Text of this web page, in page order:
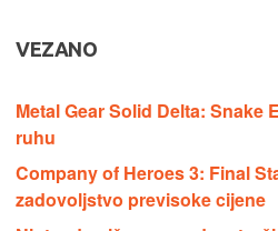
VEZANO
Metal Gear Solid Delta: Snake
ruhu
Company of Heroes 3: Final
zadovoljstvo previsoke cijene